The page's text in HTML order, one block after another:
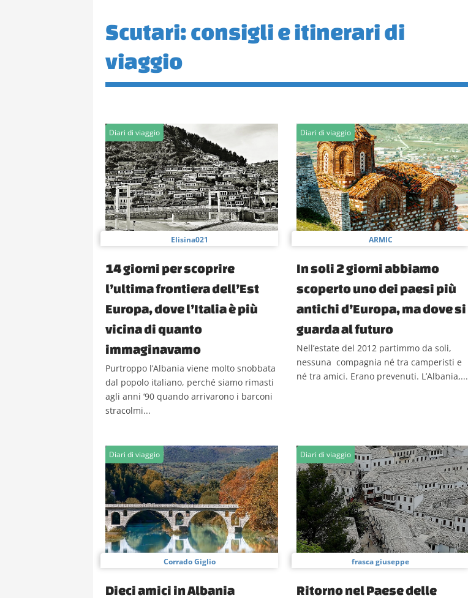
Scutari: consigli e itinerari di
viaggio
Diari di viaggio
Elisina021
14 giorni per scoprire
l’ultima frontiera dell’Est
Europa, dove l’Italia è più
vicina di quanto
immaginavamo
Purtroppo l’Albania viene molto snobbata
dal popolo italiano, perché siamo rimasti
agli anni ’90 quando arrivarono i barconi
stracolmi...
Diari di viaggio
ARMIC
In soli 2 giorni abbiamo
scoperto uno dei paesi più
antichi d’Europa, ma dove si
guarda al futuro
Nell’estate del 2012 partimmo da soli,
nessuna compagnia né tra camperisti e
né tra amici. Erano prevenuti. L’Albania,...
Diari di viaggio
Corrado Giglio
Dieci amici in Albania
Diari di viaggio
frasca giuseppe
Ritorno nel Paese delle